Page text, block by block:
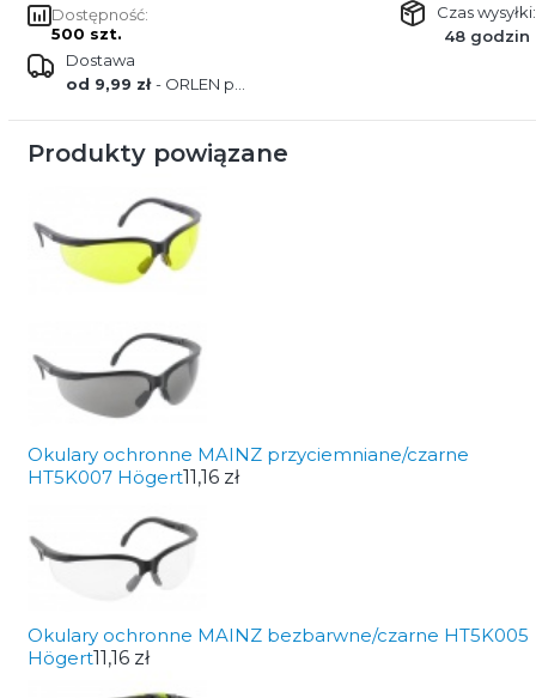
Dostępność:
500 szt.
Czas wysyłki:
48 godzin
Dostawa
od 9,99 zł- ORLEN paczka
Produkty powiązane
Okulary ochronne MAINZ przyciemniane/czarne
HT5K007 Högert11,16 zł
Okulary ochronne MAINZ bezbarwne/czarne HT5K005
Högert11,16 zł